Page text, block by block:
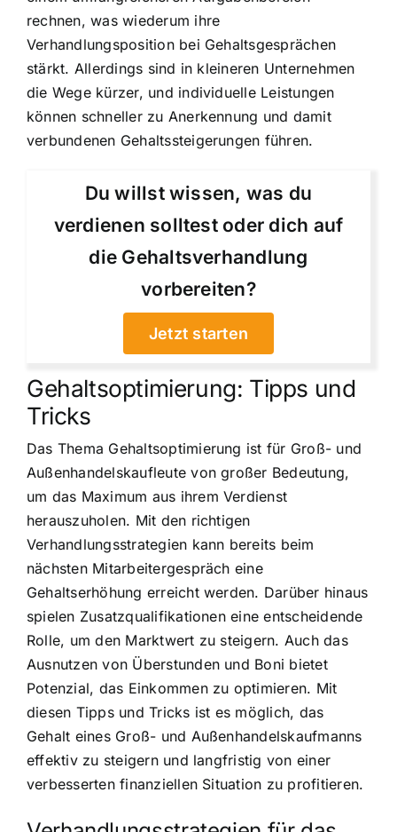
rechnen, was wiederum ihre
Verhandlungsposition bei Gehaltsgesprächen
stärkt. Allerdings sind in kleineren Unternehmen
die Wege kürzer, und individuelle Leistungen
können schneller zu Anerkennung und damit
verbundenen Gehaltssteigerungen führen.
Du willst wissen, was du
verdienen solltest oder dich auf
die Gehaltsverhandlung
vorbereiten?
Jetzt starten
Gehaltsoptimierung: Tipps und
Tricks
Das Thema Gehaltsoptimierung ist für Groß- und
Außenhandelskaufleute von großer Bedeutung,
um das Maximum aus ihrem Verdienst
herauszuholen. Mit den richtigen
Verhandlungsstrategien kann bereits beim
nächsten Mitarbeitergespräch eine
Gehaltserhöhung erreicht werden. Darüber hinaus
spielen Zusatzqualifikationen eine entscheidende
Rolle, um den Marktwert zu steigern. Auch das
Ausnutzen von Überstunden und Boni bietet
Potenzial, das Einkommen zu optimieren. Mit
diesen Tipps und Tricks ist es möglich, das
Gehalt eines Groß- und Außenhandelskaufmanns
effektiv zu steigern und langfristig von einer
verbesserten finanziellen Situation zu profitieren.